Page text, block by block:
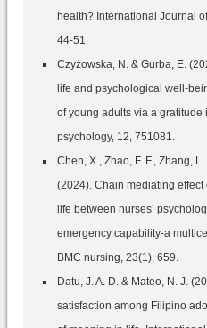
health? International Journal
44-51.
Czyżowska, N. & Gurba, E.
life and psychological well-
of young adults via a gratitude
psychology, 12, 751081.‌
Chen, X., Zhao, F. F., Zhang,
(2024). Chain mediating
life between nurses’
emergency capability-a
BMC nursing, 23(1), 659.‌
Datu, J. A. D. & Mateo, N. J.
satisfaction among Filipino